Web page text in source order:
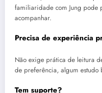
familiaridade com Jung pode
acompanhar.
Precisa de experiência
Não exige prática de leitura
de preferência, algum
Tem suporte?